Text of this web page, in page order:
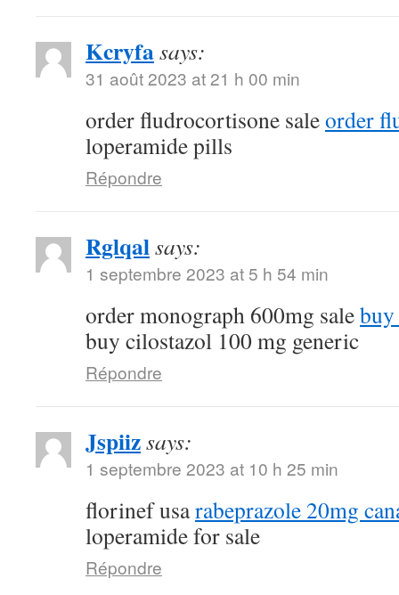
Kcryfasays:
31 août 2023 at 21 h 00 min
order fludrocortisone saleorder
loperamide pills
Répondre
Rglqalsays:
1 septembre 2023 at 5 h 54 min
order monograph 600mg sale
buy cilostazol 100 mg generic
Répondre
Jspiizsays:
1 septembre 2023 at 10 h 25 min
florinef usarabeprazole 20mg
loperamide for sale
Répondre